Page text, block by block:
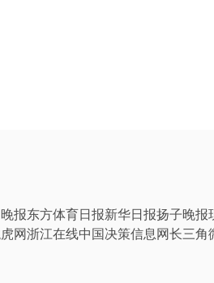
报东方体育日报新华日报扬子晚报
网浙江在线中国决策信息网长三角